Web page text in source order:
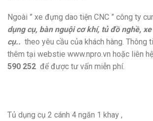
Ngoài ” xe đựng dao tiện CNC ” công ty
dụng cụ, bàn nguội cơ khí, tủ đồ nghề,
cụ.. theo yêu cầu của khách hàng. Thông
thêm tại webstie www.npro.vn hoặc liên hệ
590 252 để được tư vấn miễn phí.
Tủ dụng cụ 2 cánh 4 ngăn 1 khay ,